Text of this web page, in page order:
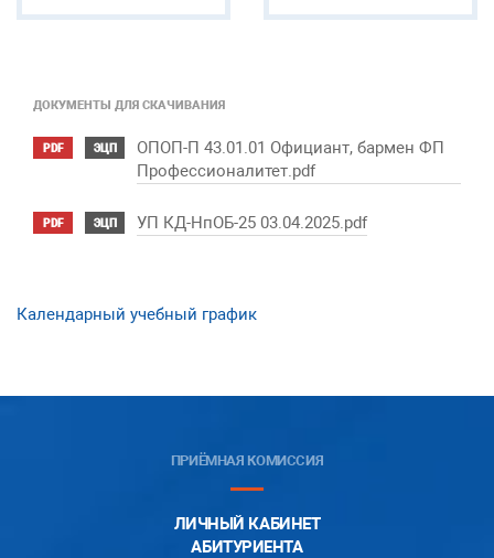
ДОКУМЕНТЫ ДЛЯ СКАЧИВАНИЯ
PDF ЭЦП
ОПОП-П 43.01.01 Официант, бармен ФП
Профессионалитет.pdf
PDF ЭЦП УП КД-НпОБ-25 03.04.2025.pdf
Календарный учебный график
ПРИЁМНАЯ КОМИССИЯ
ЛИЧНЫЙ КАБИНЕТ
АБИТУРИЕНТА